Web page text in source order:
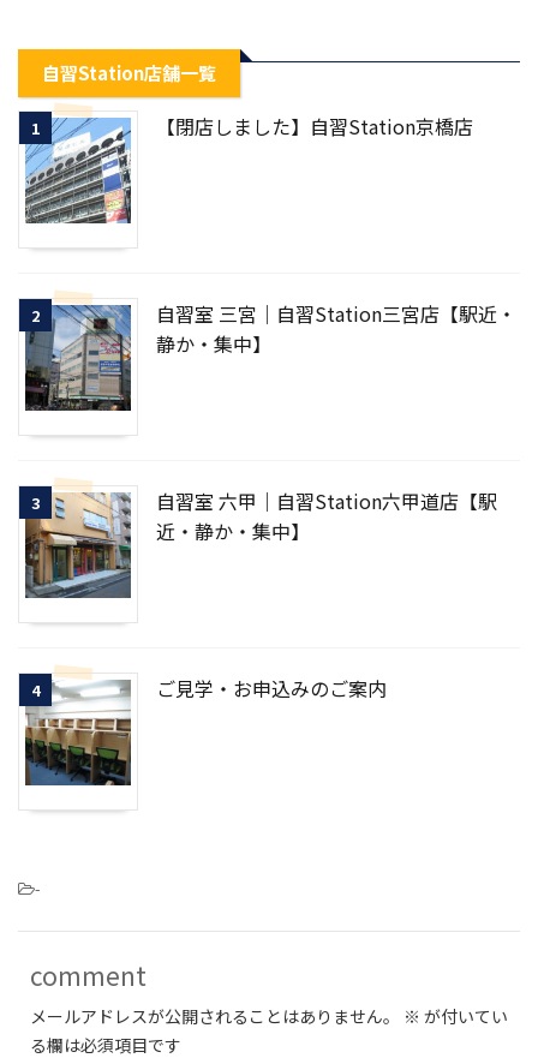
自習Station店舗一覧
1 【閉店しました】自習Station京橋店
2
自習室 三宮｜自習Station三宮店【駅近・
静か・集中】
3
自習室 六甲｜自習Station六甲道店【駅
近・静か・集中】
4 ご見学・お申込みのご案内
-
comment
メールアドレスが公開されることはありません。 ※ が付いてい
る欄は必須項目です